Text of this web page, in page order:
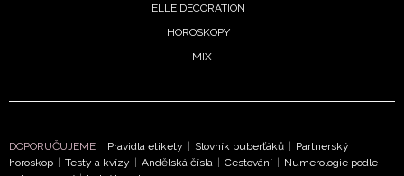
ELLE DECORATION
HOROSKOPY
MIX
DOPORUČUJEME Pravidla etikety Slovník puberťáků
Partnerský
horoskop
Testy a kvízy Andělská čísla Cestování
Numerologie podle